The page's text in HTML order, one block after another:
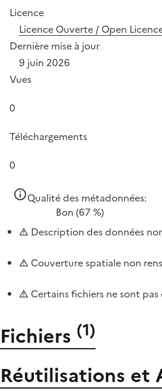
Licence
Licence Ouverte / Open
Dernière mise à jour
9 juin 2026
Vues
0
Téléchargements
0
Qualité des métadonnées:
Bon (67 %)
Description des données
Couverture spatiale non
Certains fichiers ne sont
Fichiers (1)
Réutilisations et